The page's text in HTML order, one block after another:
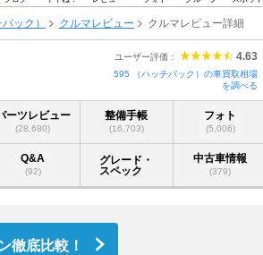
ック） クルマレビュー クルマレビュー詳細
ユーザー評価： 4.63
595 （ハッチバック）の車買取相場
を調べる
ーツレビュー
(28,680)
整備手帳
(16,703)
フォト
(5,006)
Q&A
(92)
グレード・
スペック
中古車情報
(379)
徹底比較！